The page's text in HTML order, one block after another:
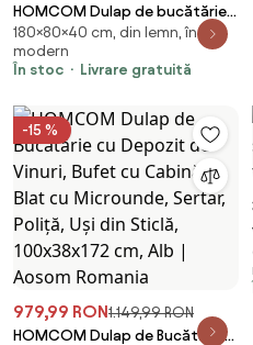
HOMCOM Dulap de bucătărie
din lemn cu 2 dulapuri cu 2 uși și
sertar, 80x40x180 cm, negru și
culoare lemn | Aosom Romania
180×80×40 cm, din lemn, în stil
modern
În stoc
Livrare gratuită
-15 %
979,99 RON1.149,99 RON
HOMCOM Dulap de Bucătărie